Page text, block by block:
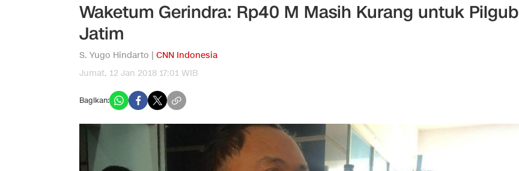
Waketum Gerindra: Rp40 M Masih Kurang untuk Pilgub
Jatim
S. Yugo Hindarto | CNN Indonesia
Jumat, 12 Jan 2018 17:01 WIB
Bagikan: